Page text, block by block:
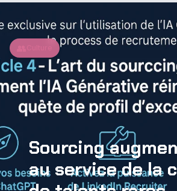
Sourcing
au service de la